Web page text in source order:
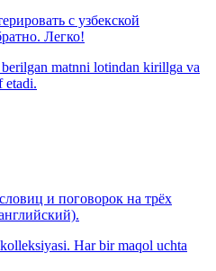
с узбекской
Легко!
matnni lotindan kirillga va
etadi.
и поговорок на трёх
Har bir maqol uchta